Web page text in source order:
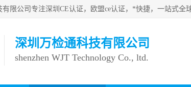
深圳万检通科技有限公司
shenzhen WJT Technology Co., ltd.